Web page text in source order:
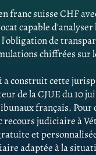
franc suisse CHF
capable
de
chiffrées sur
a construit cette
de la CJUE du 10
français. Pour
recours judiciaire à
et
adaptée à la